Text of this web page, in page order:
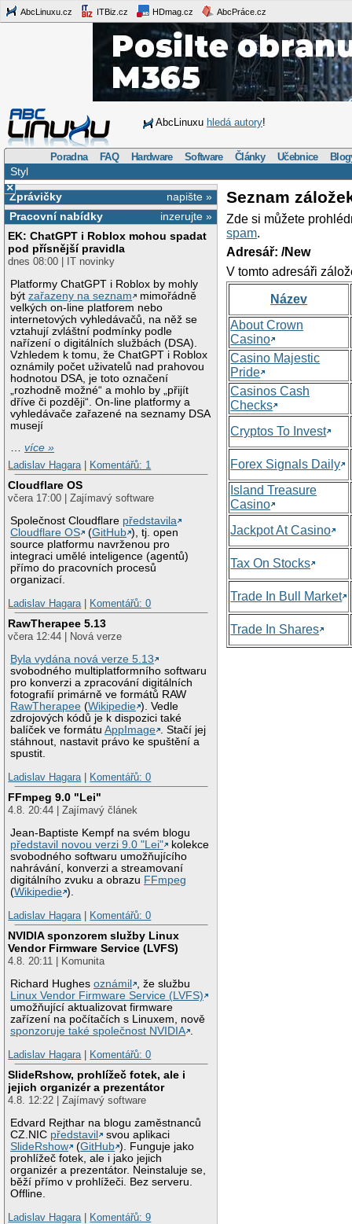
AbcLinuxu.cz ITBiz.cz HDmag.cz AbcPráce.cz
AbcLinuxu hledá autory!
Poradna FAQ Hardware Software Články Učebnice
Styl
×
napište »
Zprávičky
inzerujte »
Pracovní nabídky
EK: ChatGPT i Roblox mohou spadat
pod přísnější pravidla
dnes 08:00 | IT novinky
Platformy ChatGPT i Roblox by mohly
býtzařazeny na seznam
mimořádně
velkých on-line platforem nebo
internetových vyhledávačů, na něž se
vztahují zvláštní podmínky podle
nařízení o digitálních službách (DSA).
Vzhledem k tomu, že ChatGPT i Roblox
oznámily počet uživatelů nad prahovou
hodnotou DSA, je toto označení
„rozhodně možné“ a mohlo by „přijít
dříve či později“. On-line platformy a
vyhledávače zařazené na seznamy DSA
musejí
…více »
Ladislav Hagara
Komentářů: 1
Cloudflare OS
včera 17:00 | Zajímavý software
Společnost Cloudflare představila
Cloudflare OS
(GitHub ), tj. open
source platformu navrženou pro
integraci umělé inteligence (agentů)
přímo do pracovních procesů
organizací.
Ladislav Hagara
Komentářů: 0
RawTherapee 5.13
včera 12:44 | Nová verze
Byla vydána nová verze 5.13
svobodného multiplatformního softwaru
pro konverzi a zpracování digitálních
fotografií primárně ve formátů RAW
RawTherapee (Wikipedie ). Vedle
zdrojových kódů je k dispozici také
balíček ve formátuAppImage . Stačí jej
stáhnout, nastavit právo ke spuštění a
spustit.
Ladislav Hagara
Komentářů: 0
FFmpeg 9.0 "Lei"
4.8. 20:44 | Zajímavý článek
Jean-Baptiste Kempf na svém blogu
představil novou verzi 9.0 "Lei"
kolekce
svobodného softwaru umožňujícího
nahrávání, konverzi a streamovaní
digitálního zvuku a obrazu FFmpeg
(Wikipedie ).
Ladislav Hagara
Komentářů: 0
NVIDIA sponzorem služby Linux
Vendor Firmware Service (LVFS)
4.8. 20:11 | Komunita
Richard Hughesoznámil
, že službu
Linux Vendor Firmware Service (LVFS)
umožňující aktualizovat firmware
zařízení na počítačích s Linuxem, nově
sponzoruje také společnost NVIDIA .
Ladislav Hagara | Komentářů: 0
SlideRshow, prohlížeč fotek, ale i
jejich organizér a prezentátor
4.8. 12:22 | Zajímavý software
Edvard Rejthar na blogu zaměstnanců
CZ.NIC představil
svou aplikaci
SlideRshow
(GitHub ). Funguje jako
prohlížeč fotek, ale i jako jejich
organizér a prezentátor. Neinstaluje se,
běží přímo v prohlížeči. Bez serveru.
Offline.
Ladislav Hagara | Komentářů: 9
Seznam
Zde si můžete
spam.
Adresář: /New
V tomto adresáři
Název
About Crown
Casino
Casino Majestic
Pride
Casinos Cash
Checks
Cryptos To Invest
Forex Signals Daily
Island Treasure
Casino
Jackpot At Casino
Tax On Stocks
Trade In Bull Market
Trade In Shares